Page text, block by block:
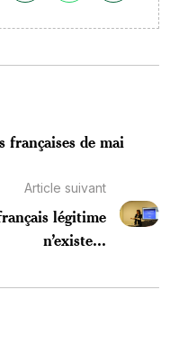
françaises de mai
Article suivant
légitime
n’existe...